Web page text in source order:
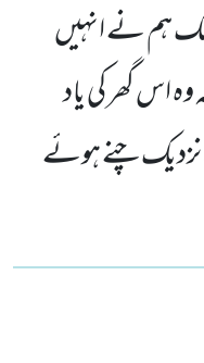
ہم نے انہیں
اس گھر کی یاد
چنے ہوئے